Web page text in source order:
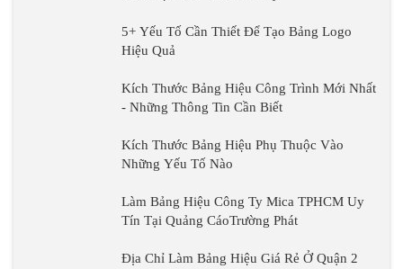
5+ Yếu Tố Cần Thiết Để Tạo Bảng Logo
Hiệu Quả
Kích Thước Bảng Hiệu Công Trình Mới Nhất
- Những Thông Tin Cần Biết
Kích Thước Bảng Hiệu Phụ Thuộc Vào
Những Yếu Tố Nào
Làm Bảng Hiệu Công Ty Mica TPHCM Uy
Tín Tại Quảng CáoTrường Phát
Địa Chỉ Làm Bảng Hiệu Giá Rẻ Ở Quận 2